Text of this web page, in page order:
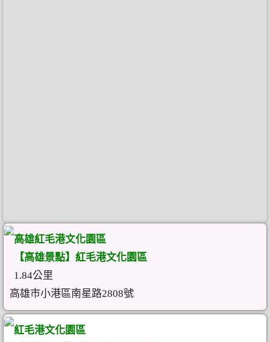
高雄紅毛港文化園區
【高雄景點】紅毛港文化園區
1.84公里
高雄市小港區南星路2808號
紅毛港文化園區